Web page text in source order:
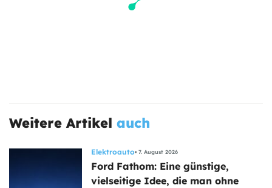
Weitere Artikel auch
Elektroauto 7. August 2026
Ford Fathom: Eine günstige,
vielseitige Idee, die man ohne